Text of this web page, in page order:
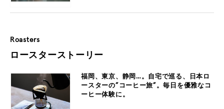
Roasters
ロースターストーリー
福岡、東京、静岡…。自宅で巡る、日本ロ
ースターの”コーヒー旅”。毎日を優雅なコ
ーヒー体験に。